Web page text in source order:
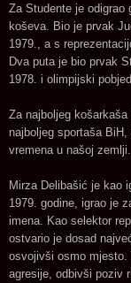
Za Studente je odigrao
koševa. Bio je prvak
1979., a s
Dva puta je bio prvak
1978. i olimpijski
Za najboljeg
najboljeg sportaša
vremena u našoj zemlji.
Mirza Delibašić je kao
1979. godine, igrao je
imena. Kao selektor
ostvario je dosad
osvojivši osmo
agresije, odbivši poziv